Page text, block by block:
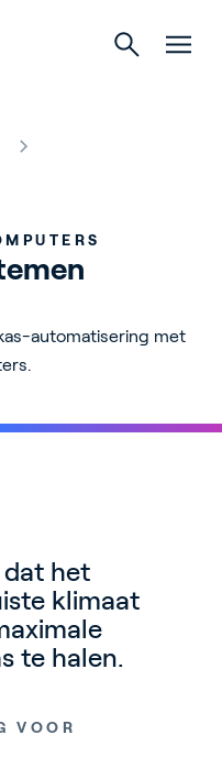
automatisering met
dat het
klimaat
te halen.
VOOR